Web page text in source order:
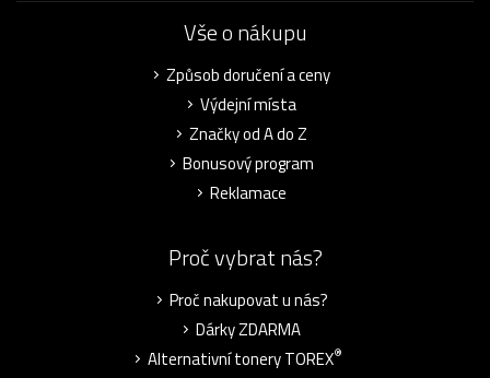
Vše o nákupu
Způsob doručení a ceny
Výdejní místa
Značky od A do Z
Bonusový program
Reklamace
Proč vybrat nás?
Proč nakupovat u nás?
Dárky ZDARMA
Alternativní tonery TOREX®